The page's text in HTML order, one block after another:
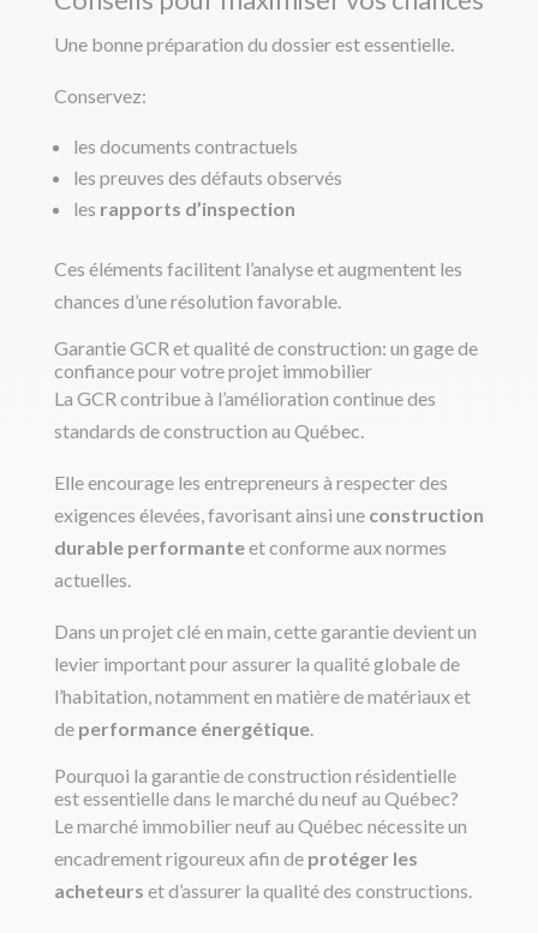
Une bonne préparation du dossier est essentielle.
Conservez:
les documents contractuels
les preuves des défauts observés
les rapports d’inspection
Ces éléments facilitent l’analyse et augmentent les
chances d’une résolution favorable.
Garantie GCR et qualité de construction: un gage de
confiance pour votre projet immobilier
La GCR contribue à l’amélioration continue des
standards de construction au Québec.
Elle encourage les entrepreneurs à respecter des
exigences élevées, favorisant ainsi uneconstruction
durable performanteet conforme aux normes
actuelles.
Dans un projet clé en main, cette garantie devient un
levier important pour assurer la qualité globale de
l’habitation, notamment en matière de matériaux et
deperformance énergétique.
Pourquoi la garantie de construction résidentielle
est essentielle dans le marché du neuf au Québec?
Le marché immobilier neuf au Québec nécessite un
encadrement rigoureux afin de protéger les
acheteurs et d’assurer la qualité des constructions.